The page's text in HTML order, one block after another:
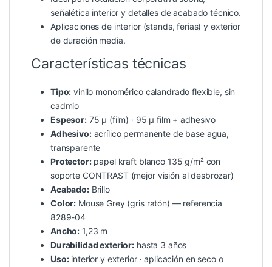
señalética interior y detalles de acabado técnico.
Aplicaciones de interior (stands, ferias) y exterior
de duración media.
Características técnicas
Tipo: vinilo monomérico calandrado flexible, sin
cadmio
Espesor:75 µ (film) · 95 µ film + adhesivo
Adhesivo:acrílico permanente de base agua,
transparente
Protector:papel kraft blanco 135 g/m² con
soporte CONTRAST (mejor visión al desbrozar)
Acabado:Brillo
Color: Mouse Grey (gris ratón) — referencia
8289-04
Ancho: 1,23 m
Durabilidad exterior: hasta 3 años
Uso:interior y exterior · aplicación en seco o